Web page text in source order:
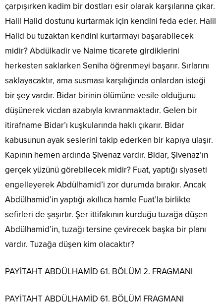
çarpışırken kadim bir dostları esir olarak karşılarına çıkar.
Halil Halid dostunu kurtarmak için kendini feda eder. Halil
Halid bu tuzaktan kendini kurtarmayı başarabilecek
midir? Abdülkadir ve Naime ticarete girdiklerini
herkesten saklarken Seniha öğrenmeyi başarır. Sırlarını
saklayacaktır, ama susması karşılığında onlardan isteği
bir şey vardır. Bidar birinin ölümüne vesile olduğunu
düşünerek vicdan azabıyla kıvranmaktadır. Gelen bir
itirafname Bidar’ı kuşkularında haklı çıkarır. Bidar
kabusunun ayak seslerini takip ederken bir kapıya ulaşır.
Kapının hemen ardında Şivenaz vardır. Bidar, Şivenaz’ın
gerçek yüzünü görebilecek midir? Fuat, yaptığı siyaseti
engelleyerek Abdülhamid’i zor durumda bırakır. Ancak
Abdülhamid’in yaptığı akıllıca hamle Fuat’la birlikte
sefirleri de şaşırtır. Şer ittifakının kurduğu tuzağa düşen
Abdülhamid’in, tuzağı tersine çevirecek başka bir planı
vardır. Tuzağa düşen kim olacaktır?
PAYİTAHT ABDÜLHAMİD 61. BÖLÜM 2. FRAGMANI
PAYİTAHT ABDÜLHAMİD 61. BÖLÜM FRAGMANI